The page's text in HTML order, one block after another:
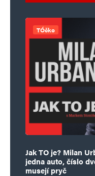
TÓčko
Jak TO je? Milan
jedna auto, číslo
musejí pryč